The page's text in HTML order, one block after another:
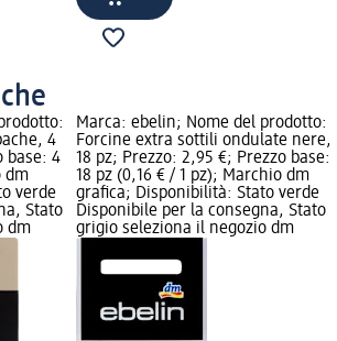
4
base: 4
dm
verde
Stato
dm
Marca: ebelin; Nome del prodotto:
Forcine extra sottili ondulate nere,
18 pz; Prezzo: 2,95 €; Prezzo base:
18 pz (0,16 € / 1 pz); Marchio dm
grafica; Disponibilità: Stato verde
Disponibile per la consegna, Stato
grigio seleziona il negozio dm